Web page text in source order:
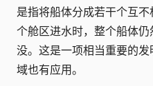
是指将船体分成若干个互
个舱区进水时，整个船体
没。这是一项相当重要的
域也有应用。